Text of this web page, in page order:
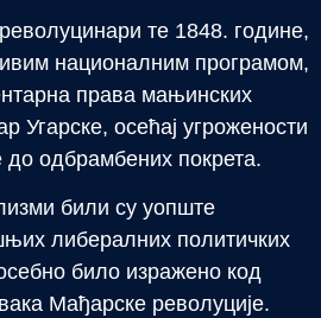
те 1848. године,
националним програмом,
права мањинских
Угарске, осећај угрожености
одбрамбених покрета.
били су уопште
либералних политичких
било изражено код
Мађарске револуције.